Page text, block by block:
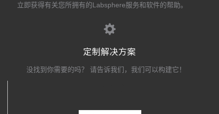
立即获得有关您所拥有的Labsphere服务和软件的帮助。
定制解决方案
没找到你需要的吗？ 请告诉我们，我们可以构建它！